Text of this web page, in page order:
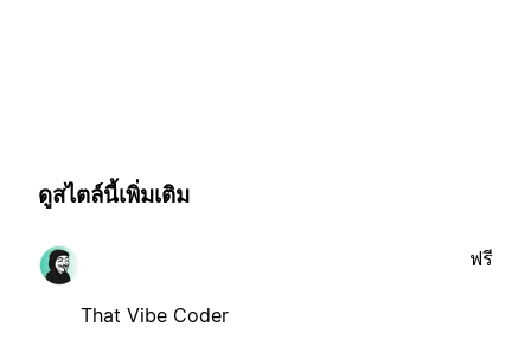
ดูสไตล์นี้เพิ่มเติม
That Vibe Coder
ฟรี